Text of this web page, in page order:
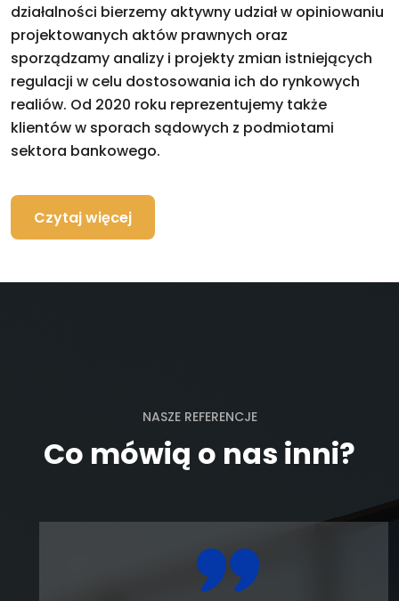
działalności bierzemy aktywny udział w opiniowaniu
projektowanych aktów prawnych oraz
sporządzamy analizy i projekty zmian istniejących
regulacji w celu dostosowania ich do rynkowych
realiów. Od 2020 roku reprezentujemy także
klientów w sporach sądowych z podmiotami
sektora bankowego.
Czytaj więcej
NASZE REFERENCJE
Co mówią o nas inni?